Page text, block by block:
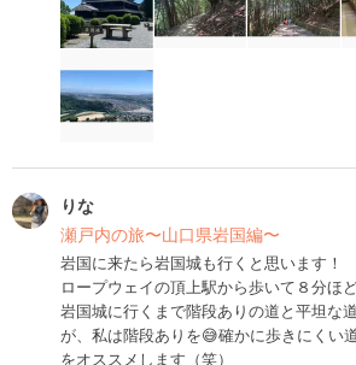
りな
瀬戸内の旅〜山口県岩国編〜
岩国に来たら岩国城も行くと思います！
ロープウェイの頂上駅から歩いて８分ほ
岩国城に行くまで階段ありの道と平坦な
が、私は階段ありを😅確かに歩きにくい
をオススメします（笑）